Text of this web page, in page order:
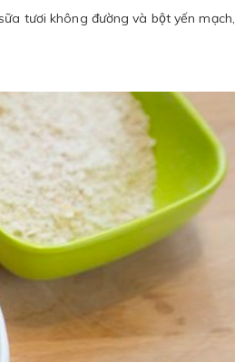
tươi không đường và bột yến mạch,